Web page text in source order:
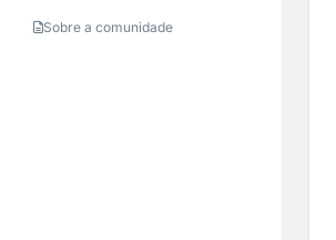
Sobre a comunidade